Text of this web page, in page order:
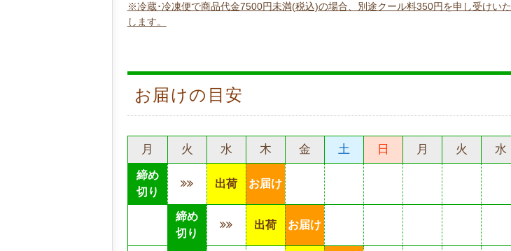
※冷蔵･冷凍便で商品代金7500円未満(税込)の場合、別途クール料350円を申し受けいた
します。
お届けの目安
月 火 水 木 金 土 日 月 火 水
締め
切り
出荷 お届け
締め
切り
出荷 お届け